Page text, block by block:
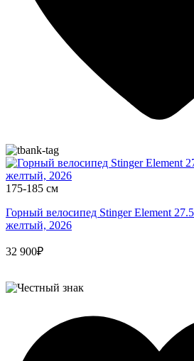
175-185 см
Горный велосипед Stinger Element
желтый, 2026
32 900₽